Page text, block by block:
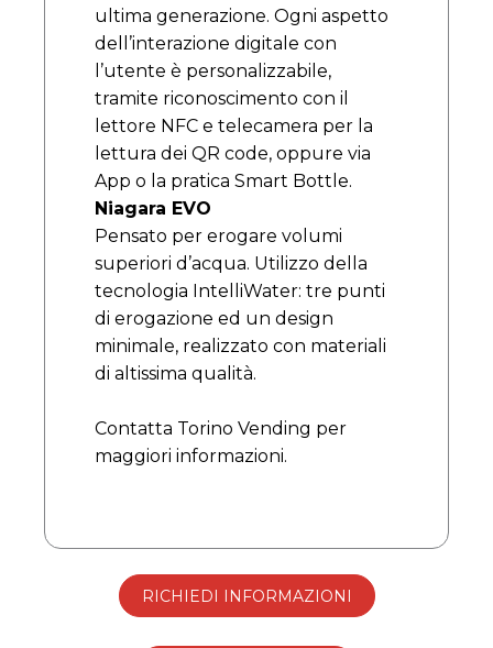
ultima generazione. Ogni aspetto
dell’interazione digitale con
l’utente è personalizzabile,
tramite riconoscimento con il
lettore NFC e telecamera per la
lettura dei QR code, oppure via
App o la pratica Smart Bottle.
Niagara EVO
Pensato per erogare volumi
superiori d’acqua. Utilizzo della
tecnologia IntelliWater: tre punti
di erogazione ed un design
minimale, realizzato con materiali
di altissima qualità.
Contatta Torino Vending per
maggiori informazioni.
RICHIEDI INFORMAZIONI